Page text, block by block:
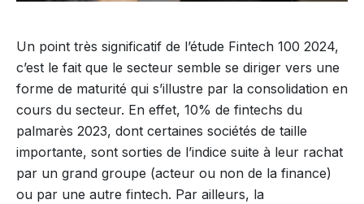
Un point très significatif de l’étude Fintech 100 2024,
c’est le fait que le secteur semble se diriger vers une
forme de maturité qui s’illustre par la consolidation en
cours du secteur. En effet, 10% de fintechs du
palmarès 2023, dont certaines sociétés de taille
importante, sont sorties de l’indice suite à leur rachat
par un grand groupe (acteur ou non de la finance)
ou par une autre fintech. Par ailleurs, la